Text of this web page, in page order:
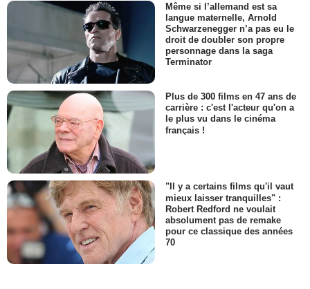
Même si l’allemand est sa
langue maternelle, Arnold
Schwarzenegger n’a pas eu le
droit de doubler son propre
personnage dans la saga
Terminator
Plus de 300 films en 47 ans de
carrière : c'est l'acteur qu'on a
le plus vu dans le cinéma
français !
"Il y a certains films qu'il vaut
mieux laisser tranquilles" :
Robert Redford ne voulait
absolument pas de remake
pour ce classique des années
70